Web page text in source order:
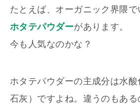
たとえば、オーガニック界隈
ホタテパウダーがあります。
今も人気なのかな？
ホタテパウダーの主成分は水
石灰）ですよね。違うのもある